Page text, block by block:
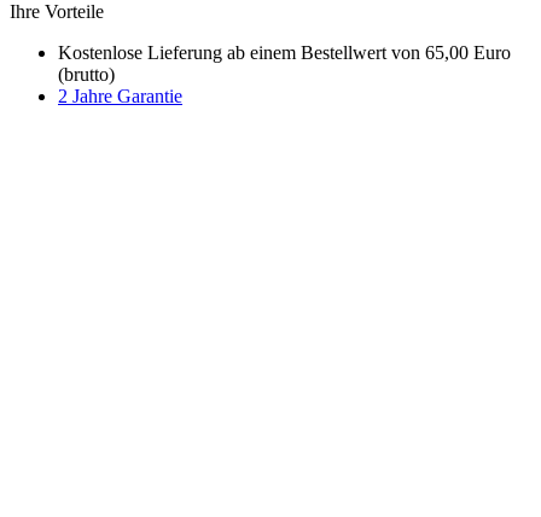
Ihre Vorteile
Kostenlose Lieferung ab einem Bestellwert von 65,00 Euro
(brutto)
2 Jahre Garantie